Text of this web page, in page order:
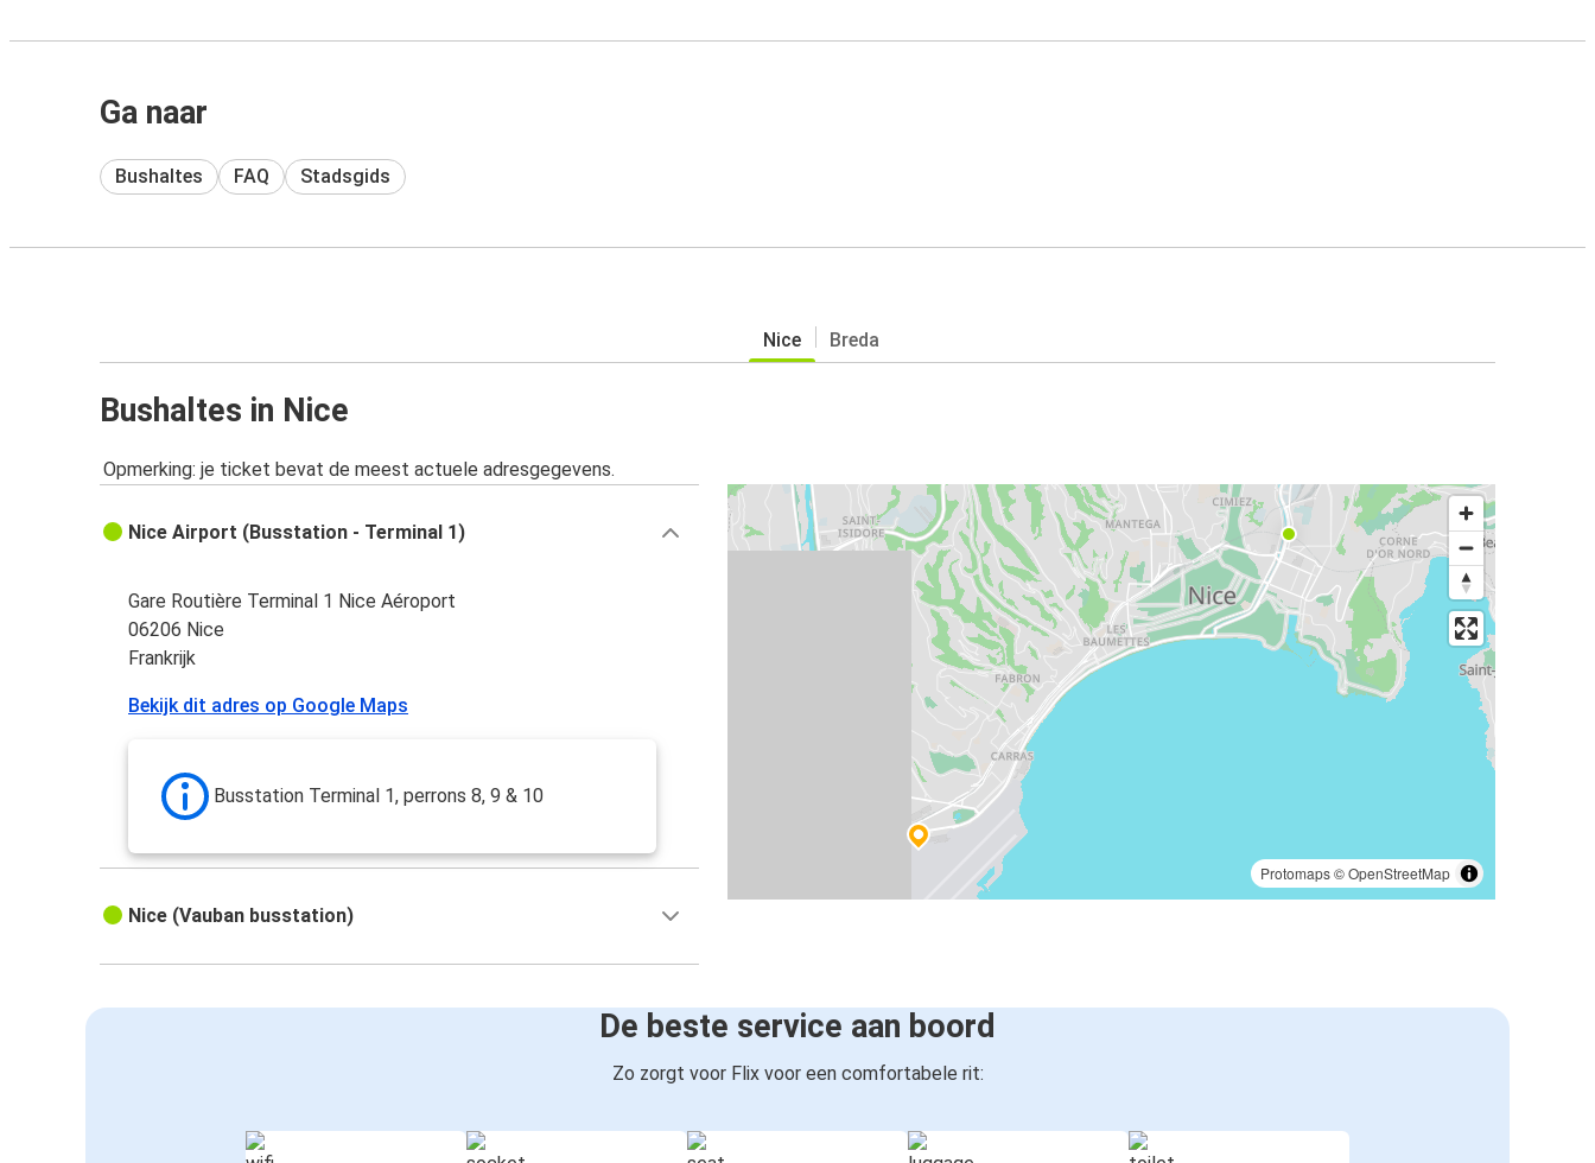
Ga naar
Bushaltes FAQ Stadsgids
Nice Breda
Bushaltes in Nice
Opmerking: je ticket bevat de meest actuele adresgegevens.
Protomaps©OpenStreetMap
Nice Airport (Busstation - Terminal 1)
Gare Routière Terminal 1 Nice Aéroport
06206 Nice
Frankrijk
Bekijk dit adres op Google Maps
Busstation Terminal 1, perrons 8, 9 & 10
Nice (Vauban busstation)
De beste service aan boord
Zo zorgt voor Flix voor een comfortabele rit: